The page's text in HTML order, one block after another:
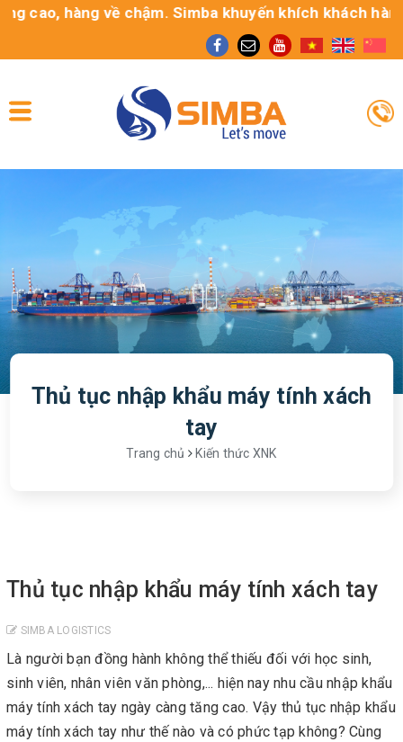
hàng về chậm. Simba khuyến khích khách hàng sử
Thủ tục nhập khẩu máy tính xách
tay
Trang chủ Kiến thức XNK
Thủ tục nhập khẩu máy tính xách tay
SIMBA LOGISTICS
Là người bạn đồng hành không thể thiếu đối với học sinh,
sinh viên, nhân viên văn phòng,... hiện nay nhu cầu nhập khẩu
máy tính xách tay ngày càng tăng cao. Vậy thủ tục nhập khẩu
máy tính xách tay như thế nào và có phức tạp không? Cùng